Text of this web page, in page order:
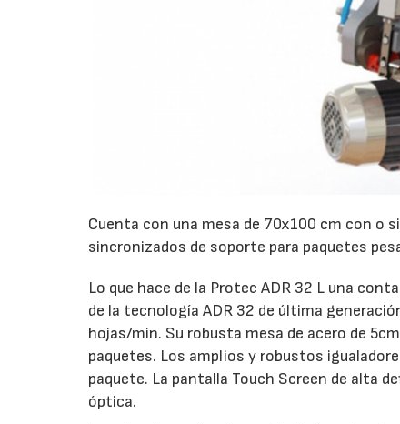
Cuenta con una mesa de 70x100 cm con o
sincronizados de soporte para paquetes
Lo que hace de la Protec ADR 32 L una
de la tecnología ADR 32 de última
hojas/min. Su robusta mesa de acero de
paquetes. Los amplios y robustos
paquete. La pantalla Touch Screen de alta
óptica.